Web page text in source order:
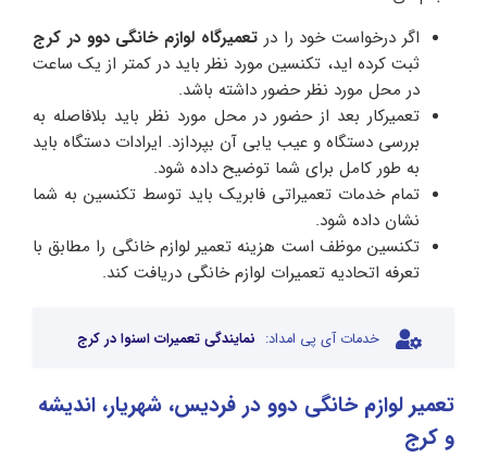
اگر درخواست خود را در تعمیرگاه لوازم خانگی دوو در کرج
ثبت کرده اید، تکنسین مورد نظر باید در کمتر از یک ساعت
در محل مورد نظر حضور داشته باشد.
تعمیرکار بعد از حضور در محل مورد نظر باید بلافاصله به
بررسی دستگاه و عیب یابی آن بپردازد. ایرادات دستگاه باید
به طور کامل برای شما توضیح داده شود.
تمام خدمات تعمیراتی فابریک باید توسط تکنسین به شما
نشان داده شود.
تکنسین موظف است هزینه تعمیر لوازم خانگی را مطابق با
تعرفه اتحادیه تعمیرات لوازم خانگی دریافت کند.
خدمات آی پی امداد: نمایندگی تعمیرات اسنوا در کرج
تعمیر لوازم خانگی دوو در فردیس، شهریار، اندیشه
و کرج